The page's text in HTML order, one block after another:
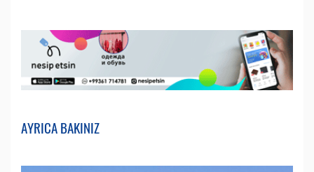
AYRICA BAKINIZ